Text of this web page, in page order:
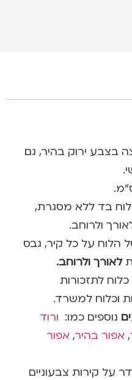
בצבע ירוק בהיר, גם
לוח בד ללא מסגרת,
ולרוחב.
הלוח על כל קיר, גבס
לאורך ולרוחב.
לתזכורות
וכלוח למשרד.
נוספים כמו: ורוד
, אפור בהיר, אפור
על קירות צבעוניים